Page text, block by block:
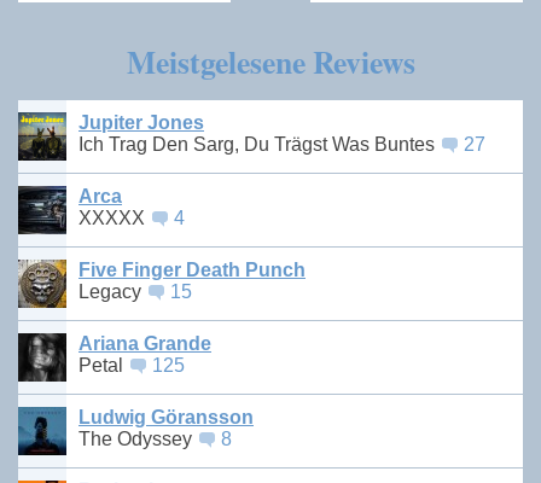
Meistgelesene Reviews
Jupiter Jones
Ich Trag Den Sarg, Du Trägst Was Buntes
27
Arca
XXXXX
4
Five Finger Death Punch
Legacy
15
Ariana Grande
Petal
125
Ludwig Göransson
The Odyssey
8